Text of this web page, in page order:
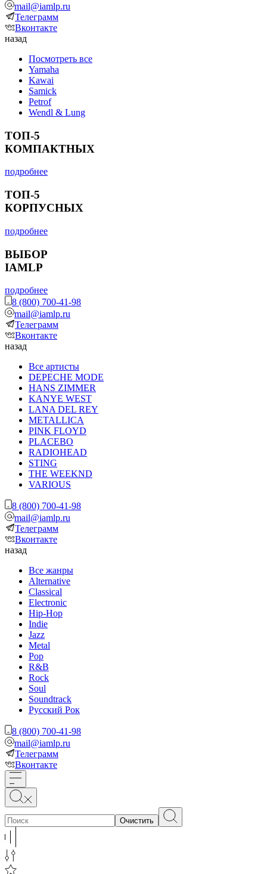
mail@iamlp.ru
Телеграмм
Вконтакте
назад
Посмотреть все
Yamaha
Kawai
Samick
Petrof
Wendl & Lung
ТОП-5
КОМПАКТНЫХ
подробнее
ТОП-5
КОРПУСНЫХ
подробнее
ВЫБОР
IAMLP
подробнее
8 (800) 700-41-98
mail@iamlp.ru
Телеграмм
Вконтакте
назад
Все артисты
DEPECHE MODE
HANS ZIMMER
KANYE WEST
LANA DEL REY
METALLICA
PINK FLOYD
PLACEBO
RADIOHEAD
STING
THE WEEKND
VARIOUS
8 (800) 700-41-98
mail@iamlp.ru
Телеграмм
Вконтакте
назад
Все жанры
Alternative
Classical
Electronic
Hip-Hop
Indie
Jazz
Metal
Pop
R&B
Rock
Soul
Soundtrack
Русский Рок
8 (800) 700-41-98
mail@iamlp.ru
Телеграмм
Вконтакте
Очистить